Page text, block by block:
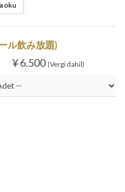
oku
ル飲み放題)
¥ 6.500 (Vergi dahil)